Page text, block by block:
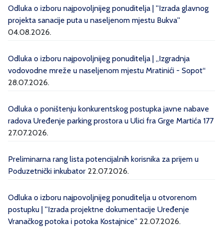
Odluka o izboru najpovoljnijeg ponuditelja | ''Izrada glavnog
projekta sanacije puta u naseljenom mjestu Bukva''
04.08.2026.
Odluka o izboru najpovoljnijeg ponuditelja | „Izgradnja
vodovodne mreže u naseljenom mjestu Mratinići - Sopot“
28.07.2026.
Odluka o poništenju konkurentskog postupka javne nabave
radova Uređenje parking prostora u Ulici fra Grge Martića 177
27.07.2026.
Preliminarna rang lista potencijalnih korisnika za prijem u
Poduzetnički inkubator 22.07.2026.
Odluka o izboru najpovoljnijeg ponuditelja u otvorenom
postupku | ''Izrada projektne dokumentacije Uređenje
Vranačkog potoka i potoka Kostajnice'' 22.07.2026.